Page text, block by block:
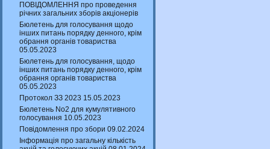
ПОВІДОМЛЕННЯ про проведення
річних загальних зборів акціонерів
Бюлетень для голосування щодо
інших питань порядку денного, крім
обрання органів товариства
05.05.2023
Бюлетень для голосування, щодо
інших питань порядку денного, крім
обрання органів товариства
05.05.2023
Протокол ЗЗ 2023 15.05.2023
Бюлетень No2 для кумулятивного
голосування 10.05.2023
Повідомлення про збори 09.02.2024
Інформація про загальну кількість